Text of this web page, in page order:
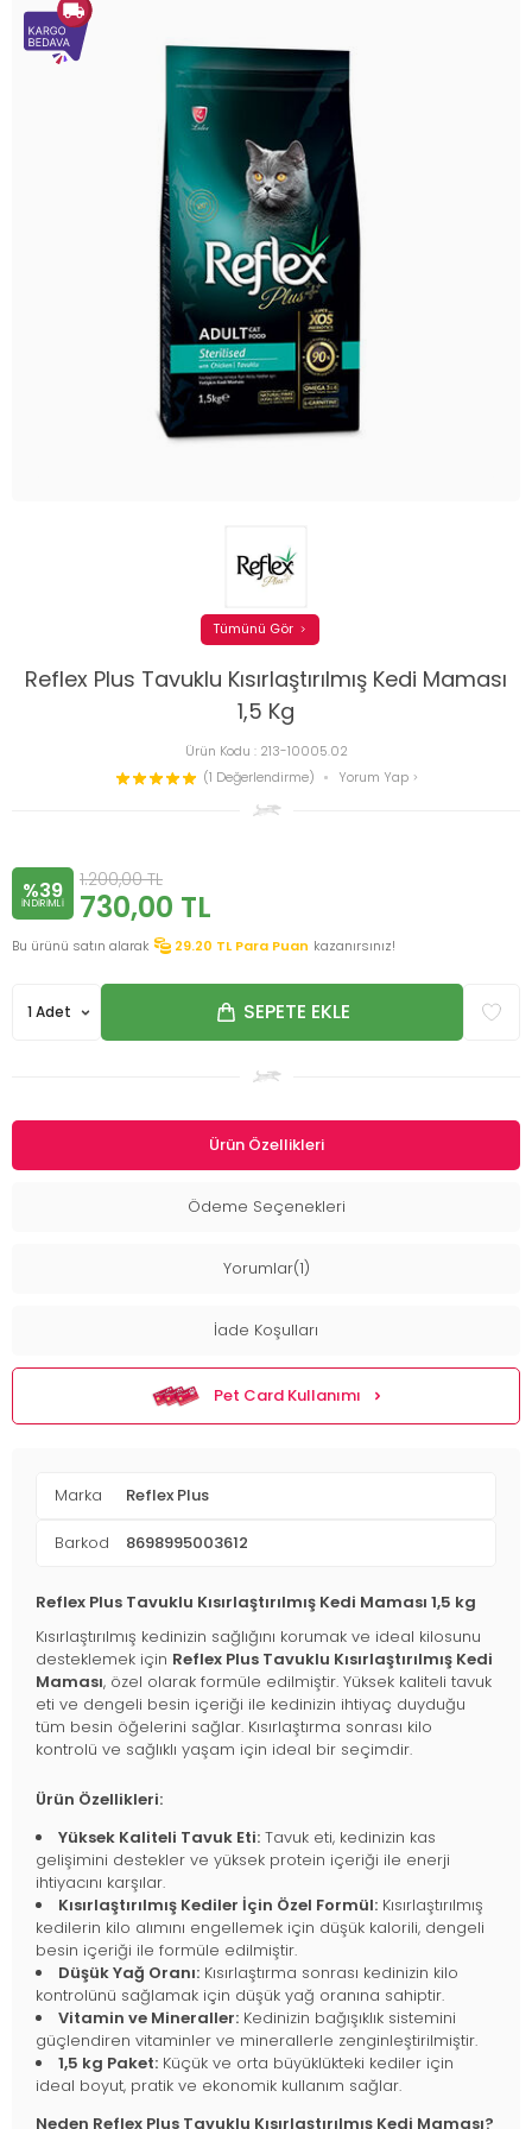
Reflex Plus Tavuklu Kısırlaştırılmış Kedi Maması
1,5 Kg
Ürün Kodu : 213-10005.02
(1 Değerlendirme)
Yorum Yap
Tümünü Gör
%39
INDIRIMLI
1.200,00TL
730,00 TL
Bu ürünü satın alarak 29.20 TL Para Puan kazanırsınız!
SEPETE EKLE
Ürün Özellikleri
Ödeme Seçenekleri
Yorumlar(1)
İade Koşulları
Pet Card Kullanımı
Marka Reflex Plus
Barkod 8698995003612
Reflex Plus Tavuklu Kısırlaştırılmış Kedi Maması 1,5 kg
Kısırlaştırılmış kedinizin sağlığını korumak ve ideal kilosunu
desteklemek için Reflex Plus Tavuklu Kısırlaştırılmış Kedi
Maması, özel olarak formüle edilmiştir. Yüksek kaliteli tavuk
eti ve dengeli besin içeriği ile kedinizin ihtiyaç duyduğu
tüm besin öğelerini sağlar. Kısırlaştırma sonrası kilo
kontrolü ve sağlıklı yaşam için ideal bir seçimdir.
Ürün Özellikleri:
Yüksek Kaliteli Tavuk Eti: Tavuk eti, kedinizin kas
gelişimini destekler ve yüksek protein içeriği ile enerji
ihtiyacını karşılar.
Kısırlaştırılmış Kediler İçin Özel Formül: Kısırlaştırılmış
kedilerin kilo alımını engellemek için düşük kalorili, dengeli
besin içeriği ile formüle edilmiştir.
Düşük Yağ Oranı: Kısırlaştırma sonrası kedinizin kilo
kontrolünü sağlamak için düşük yağ oranına sahiptir.
Vitamin ve Mineraller: Kedinizin bağışıklık sistemini
güçlendiren vitaminler ve minerallerle zenginleştirilmiştir.
1,5 kg Paket: Küçük ve orta büyüklükteki kediler için
ideal boyut, pratik ve ekonomik kullanım sağlar.
Neden Reflex Plus Tavuklu Kısırlaştırılmış Kedi Maması?